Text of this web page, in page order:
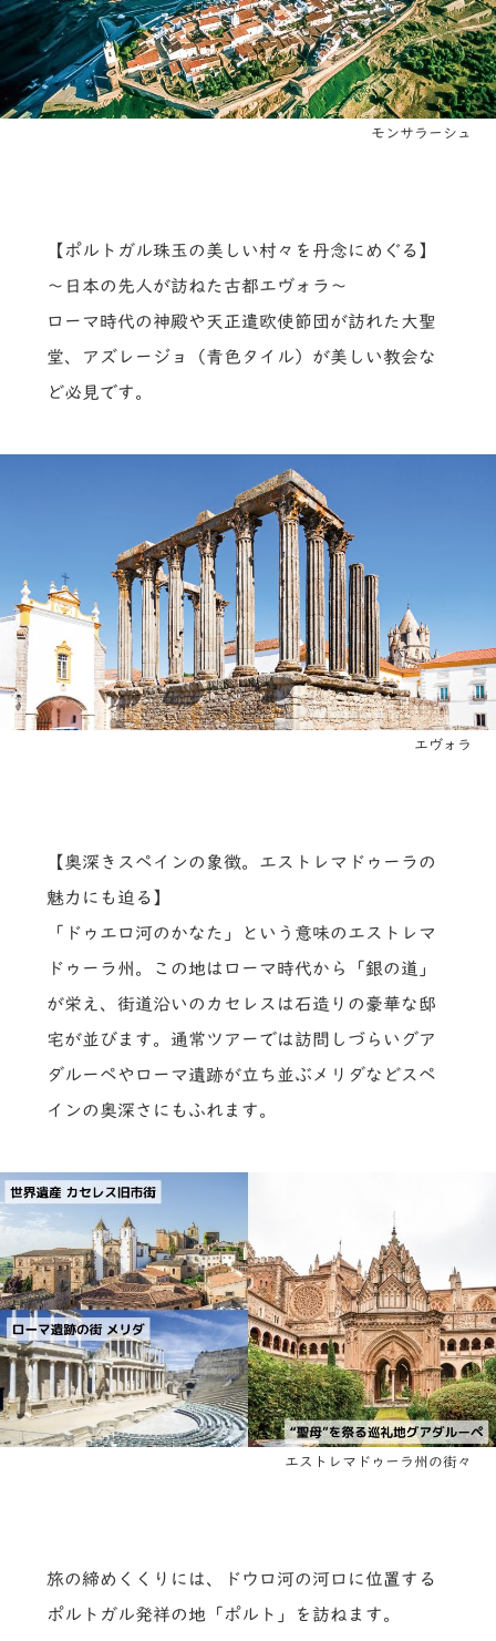
モンサラーシュ
【ポルトガル珠玉の美しい村々を丹念にめぐる】
～日本の先人が訪ねた古都エヴォラ～
ローマ時代の神殿や天正遣欧使節団が訪れた大聖
堂、アズレージョ（青色タイル）が美しい教会な
ど必見です。
エヴォラ
【奥深きスペインの象徴。エストレマドゥーラの
魅力にも迫る】
「ドゥエロ河のかなた」という意味のエストレマ
ドゥーラ州。この地はローマ時代から「銀の道」
が栄え、街道沿いのカセレスは石造りの豪華な邸
宅が並びます。通常ツアーでは訪問しづらいグア
ダルーペやローマ遺跡が立ち並ぶメリダなどスペ
インの奥深さにもふれます。
エストレマドゥーラ州の街々
旅の締めくくりには、ドウロ河の河口に位置する
ポルトガル発祥の地「ポルト」を訪ねます。